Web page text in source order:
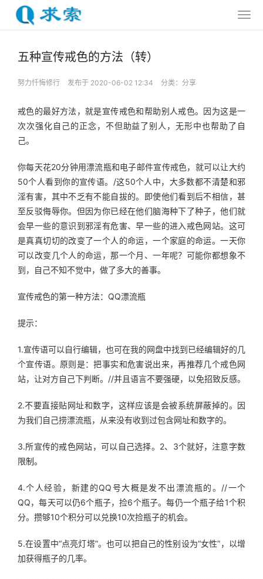
五种宣传戒色的方法（转）
努力忏悔修行 发布于 2020-06-02 12:34 分类： 分享
戒色的最好方法，就是宣传戒色和帮助别人戒色。因为这是一
次次强化自己的正念，不但助益了别人，无形中也帮助了自
己。
你每天花20分钟用漂流瓶和电子邮件宣传戒色，就可以让大约
50个人看到你的宣传语。/这50个人中，大多数都不清楚和邪
淫有害，其中不乏有不能自拔的。即使他们看到后不相信，甚
至反驳侮辱你。但因为你已经在他们脑海种下了种子，他们就
会早一些的意识到邪淫有危害、早一些的进入戒色网站。这可
是真真切切的改变了一个人的命运，一个家庭的命运。一天你
可以改变几个人的命运，那一个月、一年呢？可能你都想象不
到，自己不知不觉中，做了多大的善事。
宣传戒色的第一种方法：QQ漂流瓶
提示：
1.宣传语可以自行编辑，也可在我的网盘中找到已经编辑好的几
个宣传语。原则是：把事实和危害说出来，再推荐几个戒色网
站，让对方自己下判断。//并且语言不要强硬，以免招致反感。
2.不要直接贴网址和数字，这样应该是会被系统屏蔽掉的。因
为我们自己捞漂流瓶，从来没有收到过包含网址和数字的。
3.所宣传的戒色网站，可以自己选择。2、3个就好，注意字数
限制。
4.个人经验，新建的QQ号大概是发不出漂流瓶的。//一个
QQ，每天可以仍6个瓶子，捡6个瓶子。每仍一个瓶子给1个积
分。攒够10个积分可以兑换10次捡瓶子的机会。
5.在设置中“点亮灯塔”。也可以把自己的性别设为“女性”，以增
加获得瓶子的几率。